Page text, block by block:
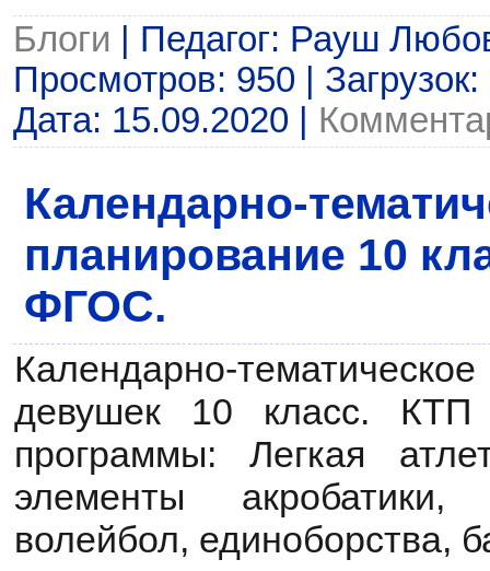
Блоги | Педагог: Рауш
Просмотров: 950 |
Дата: 15.09.2020
Календарно-
планирование 10
ФГОС.
Календарно-
девушек 10 класс. КТП
программы: Легкая
элементы
волейбол, единоборства,